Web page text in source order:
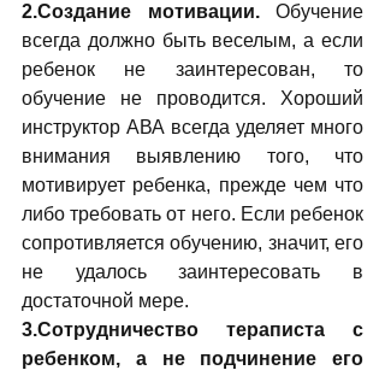
2.Создание мотивации. Обучение
всегда должно быть веселым, а если
ребенок не заинтересован, то
обучение не проводится. Хороший
инструктор АВА всегда уделяет много
внимания выявлению того, что
мотивирует ребенка, прежде чем что
либо требовать от него. Если ребенок
сопротивляется обучению, значит, его
не удалось заинтересовать в
достаточной мере.
3.Сотрудничество тераписта с
ребенком, а не подчинение его